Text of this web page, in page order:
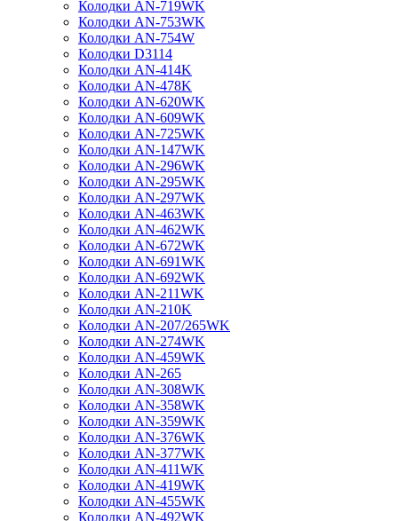
Колодки AN-719WK
Колодки AN-753WK
Колодки AN-754W
Колодки D3114
Колодки AN-414K
Колодки AN-478K
Колодки AN-620WK
Колодки AN-609WK
Колодки AN-725WK
Колодки AN-147WK
Колодки AN-296WK
Колодки AN-295WK
Колодки AN-297WK
Колодки AN-463WK
Колодки AN-462WK
Колодки AN-672WK
Колодки AN-691WK
Колодки AN-692WK
Колодки AN-211WK
Колодки AN-210K
Колодки AN-207/265WK
Колодки AN-274WK
Колодки AN-459WK
Колодки AN-265
Колодки AN-308WK
Колодки AN-358WK
Колодки AN-359WK
Колодки AN-376WK
Колодки AN-377WK
Колодки AN-411WK
Колодки AN-419WK
Колодки AN-455WK
Колодки AN-492WK